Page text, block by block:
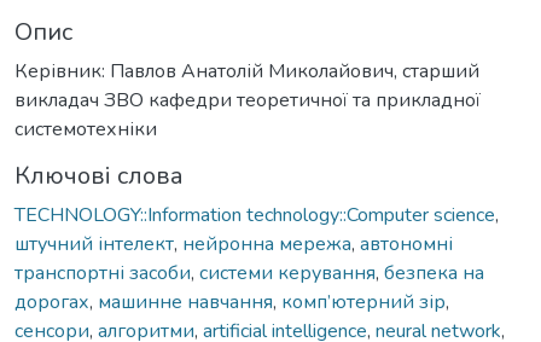
Опис
Керівник: Павлов Анатолій Миколайович, старший
викладач ЗВО кафедри теоретичної та прикладної
системотехніки
Ключові слова
TECHNOLOGY::Information technology::Computer science,
штучний інтелект, нейронна мережа, автономні
транспортні засоби, системи керування, безпека на
дорогах, машинне навчання, комп’ютерний зір,
сенсори, алгоритми, artificial intelligence, neural network,